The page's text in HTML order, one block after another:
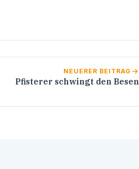
NEUERER BEITRAG
Pfisterer schwingt den Besen